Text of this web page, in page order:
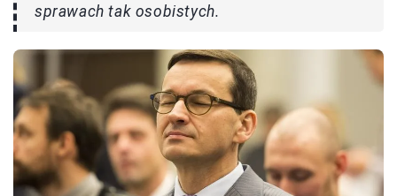
sprawach tak osobistych.